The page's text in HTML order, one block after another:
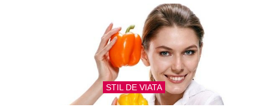
STIL DE VIATA